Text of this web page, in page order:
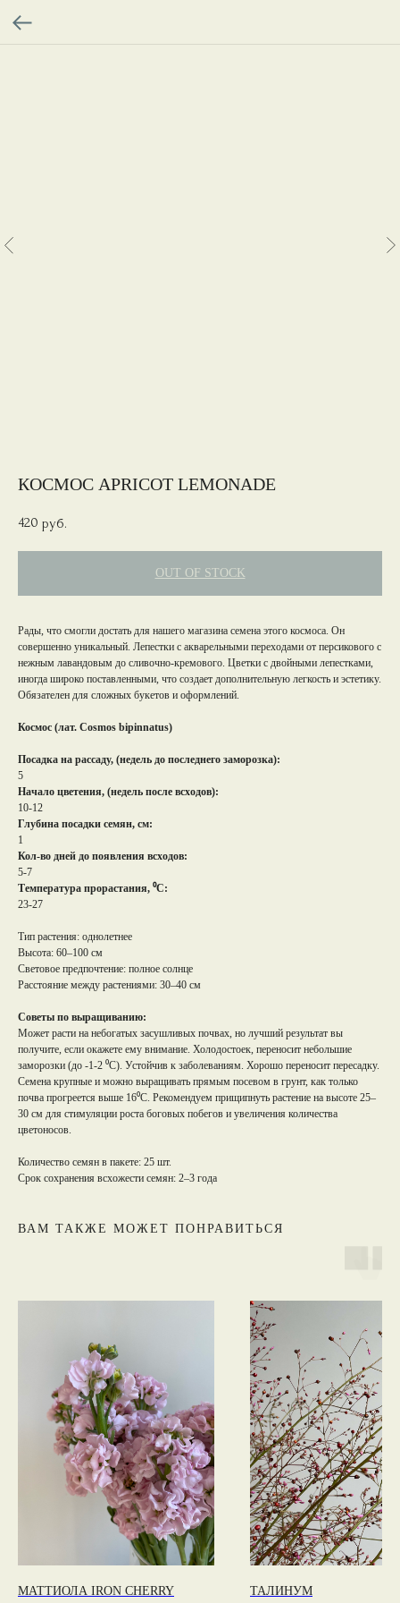
КОСМОС APRICOT LEMONADE
420 руб.
OUT OF STOCK
Рады, что смогли достать для нашего магазина семена этого космоса. Он
совершенно уникальный. Лепестки с акварельными переходами от персикового с
нежным лавандовым до сливочно-кремового. Цветки с двойными лепестками,
иногда широко поставленными, что создает дополнительную легкость и эстетику.
Обязателен для сложных букетов и оформлений.
Космос (лат. Cosmos bipinnatus)
Посадка на рассаду, (недель до последнего заморозка):
5
Начало цветения, (недель после всходов):
10-12
Глубина посадки семян, см:
1
Кол-во дней до появления всходов:
5-7
Температура прорастания, ⁰С:
23-27
Тип растения: однолетнее
Высота: 60–100 см
Световое предпочтение: полное солнце
Расстояние между растениями: 30–40 см
Советы по выращиванию:
Может расти на небогатых засушливых почвах, но лучший результат вы
получите, если окажете ему внимание. Холодостоек, переносит небольшие
заморозки (до -1-2 ⁰С). Устойчив к заболеваниям. Хорошо переносит пересадку.
Семена крупные и можно выращивать прямым посевом в грунт, как только
почва прогреется выше 16⁰С. Рекомендуем прищипнуть растение на высоте 25–
30 см для стимуляции роста боговых побегов и увеличения количества
цветоносов.
Количество семян в пакете: 25 шт.
Срок сохранения всхожести семян: 2–3 года
ВАМ ТАКЖЕ МОЖЕТ ПОНРАВИТЬСЯ
МАТТИОЛА IRON CHERRY ТАЛИНУМ